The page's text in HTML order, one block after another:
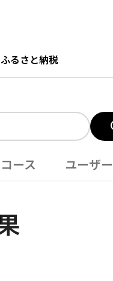
ふるさと納税
コース ユーザー